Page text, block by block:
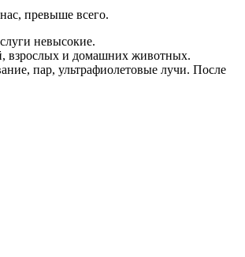
превыше всего.
невысокие.
взрослых и домашних животных.
пар, ультрафиолетовые лучи. После